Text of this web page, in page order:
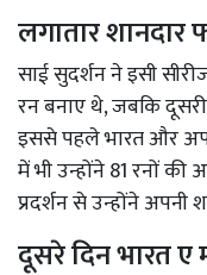
लगातार शानदार
साई सुदर्शन ने इसी
रन बनाए थे, जबकि
इससे पहले भारत और
में भी उन्होंने 81 रनों की
प्रदर्शन से उन्होंने अपनी
दूसरे दिन भारत